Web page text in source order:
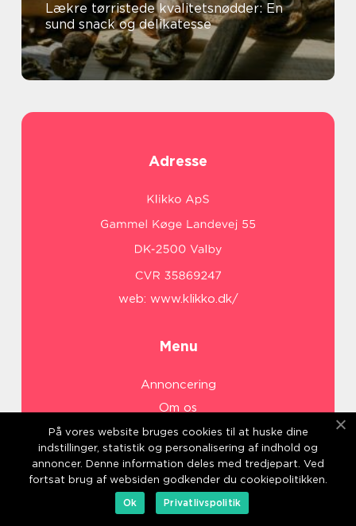
Lækre tørristede kvalitetsnødder: En
sund snack og delikatesse
Adresse
web: www.klikko.dk/
Menu
Annoncering
Om os
Cookies
Kontakt os
Sitemap
På vores website bruges cookies til at huske dine
indstillinger, statistik og personalisering af indhold og
annoncer. Denne information deles med tredjepart. Ved
fortsat brug af websiden godkender du cookiepolitikken.
Ok
Privatlivspolitik